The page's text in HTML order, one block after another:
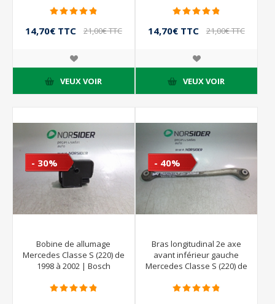
14,70€ TTC 21,00€ TTC
VEUX VOIR
14,70€ TTC 21,00€ TTC
VEUX VOIR
- 30%
Bobine de allumage
Mercedes Classe S (220) de
1998 à 2002 | Bosch
- 40%
Bras longitudinal 2e axe
avant inférieur gauche
Mercedes Classe S (220) de